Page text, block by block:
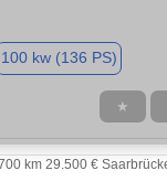
100 kw (136 PS)
★